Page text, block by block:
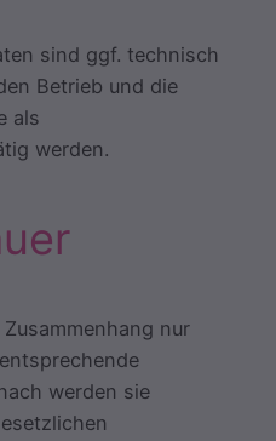
sind ggf. technisch
Betrieb und die
als
werden.
nur
werden sie